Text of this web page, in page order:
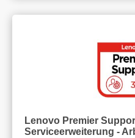
Lenovo Premier
Serviceerweiterung -